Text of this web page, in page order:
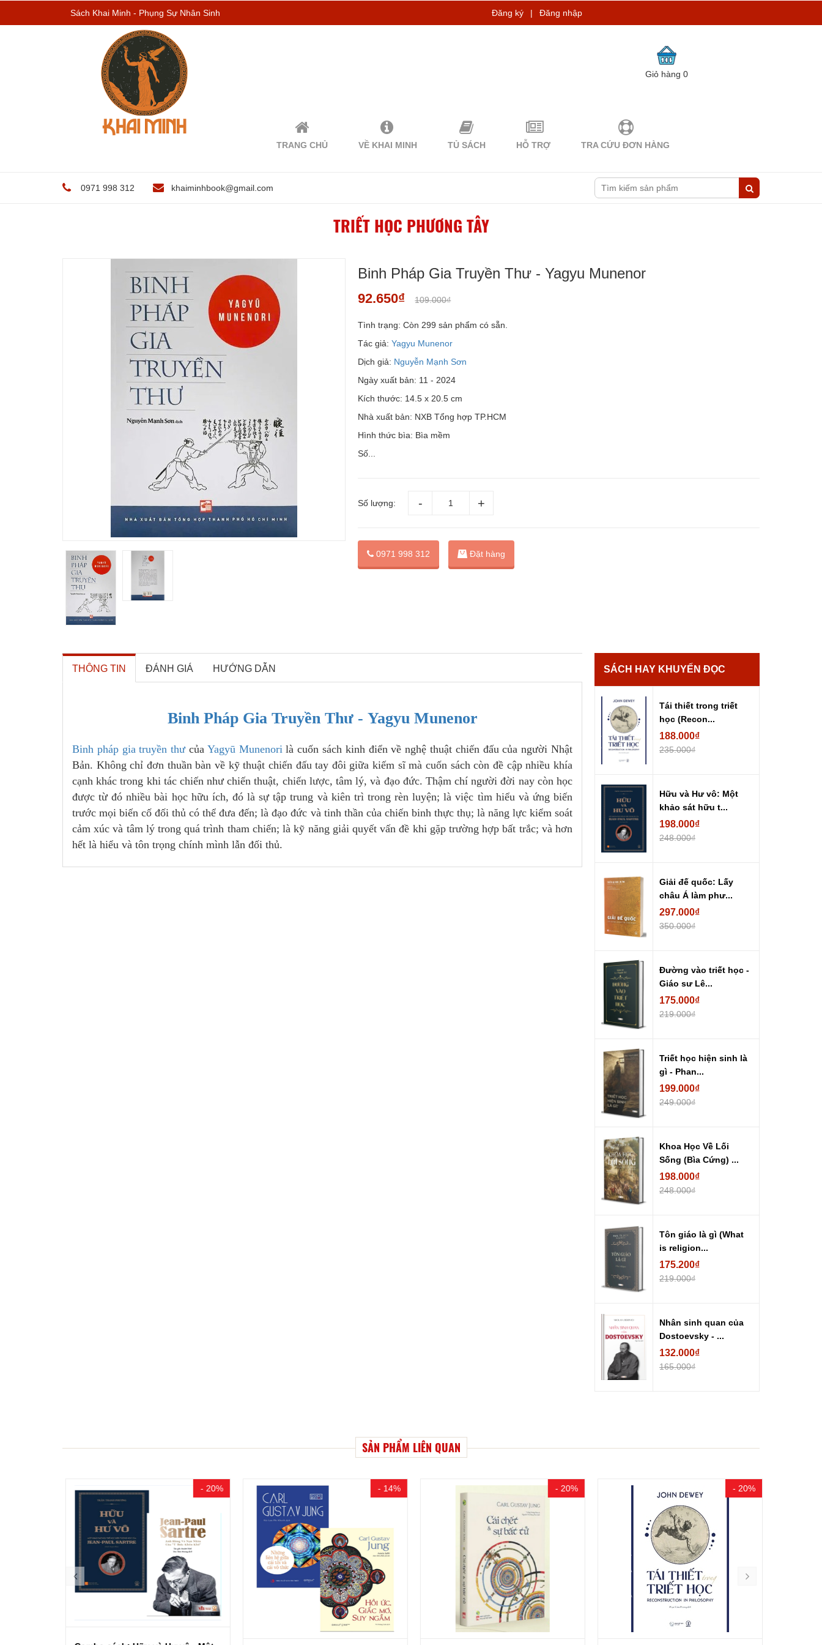
Sách Khai Minh - Phụng Sự Nhân Sinh Đăng ký | Đăng nhập
Giỏ hàng0
TRANG CHỦ VỀ KHAI MINH TỦ SÁCH HỖ TRỢ TRA CỨU ĐƠN HÀNG
0971 998 312 khaiminhbook@gmail.com
TRIẾT HỌC PHƯƠNG TÂY
Binh Pháp Gia Truyền Thư - Yagyu Munenor
92.650₫ 109.000₫
Tình trạng: Còn 299 sản phẩm có sẵn.
Tác giả:Yagyu Munenor
Dịch giả: Nguyễn Mạnh Sơn
Ngày xuất bản: 11 - 2024
Kích thước: 14.5 x 20.5 cm
Nhà xuất bản: NXB Tổng hợp TP.HCM
Hình thức bìa: Bìa mềm
Số...
Số lượng:
0971 998 312 Đặt hàng
THÔNG TIN ĐÁNH GIÁ HƯỚNG DẪN
Binh Pháp Gia Truyền Thư - Yagyu Munenor
Binh pháp gia truyền thư của Yagyū Munenori là cuốn sách kinh điển về nghệ thuật chiến đấu của người Nhật
Bản. Không chỉ đơn thuần bàn về kỹ thuật chiến đấu tay đôi giữa kiếm sĩ mà cuốn sách còn đề cập nhiều khía
cạnh khác trong khi tác chiến như chiến thuật, chiến lược, tâm lý, và đạo đức. Thậm chí người đời nay còn học
được từ đó nhiều bài học hữu ích, đó là sự tập trung và kiên trì trong rèn luyện; là việc tìm hiểu và ứng biến
trước mọi biến cố đối thủ có thể đưa đến; là đạo đức và tinh thần của chiến binh thực thụ; là năng lực kiểm soát
cảm xúc và tâm lý trong quá trình tham chiến; là kỹ năng giải quyết vấn đề khi gặp trường hợp bất trắc; và hơn
hết là hiểu và tôn trọng chính mình lẫn đối thủ.
SÁCH HAY KHUYẾN ĐỌC
Tái thiết trong triết
học (Recon...
188.000₫
235.000₫
Hữu và Hư vô: Một
khảo sát hữu t...
198.000₫
248.000₫
Giải đế quốc: Lấy
châu Á làm phư...
297.000₫
350.000₫
Đường vào triết học -
Giáo sư Lê...
175.000₫
219.000₫
Triết học hiện sinh là
gì - Phan...
199.000₫
249.000₫
Khoa Học Về Lối
Sống (Bìa Cứng) ...
198.000₫
248.000₫
Tôn giáo là gì (What
is religion...
175.200₫
219.000₫
Nhân sinh quan của
Dostoevsky - ...
132.000₫
165.000₫
SẢN PHẨM LIÊN QUAN
- 20% - 14% - 20% - 20%